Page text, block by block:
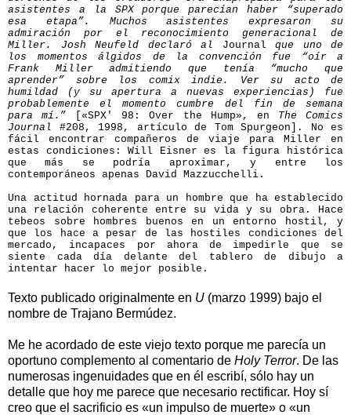
asistentes a la SPX porque parecían haber “superado
esa etapa”. Muchos asistentes expresaron su
admiración por el reconocimiento generacional de
Miller. Josh Neufeld declaró al Journal que uno de
los momentos álgidos de la convención fue “oír a
Frank Miller admitiendo que tenía “mucho que
aprender” sobre los comix indie. Ver su acto de
humildad (y su apertura a nuevas experiencias) fue
probablemente el momento cumbre del fin de semana
para mí. ” [«SPX' 98: Over the Hump», en The Comics
Journal #208, 1998, artículo de Tom Spurgeon]. No es
fácil encontrar compañeros de viaje para Miller en
estas condiciones: Will Eisner es la figura histórica
que más se podría aproximar, y entre los
contemporáneos apenas David Mazzucchelli.
Una actitud hornada para un hombre que ha establecido
una relación coherente entre su vida y su obra. Hace
tebeos sobre hombres buenos en un entorno hostil, y
que los hace a pesar de las hostiles condiciones del
mercado, incapaces por ahora de impedirle que se
siente cada día delante del tablero de dibujo a
intentar hacer lo mejor posible.
Texto publicado originalmente en U (marzo 1999) bajo el
nombre de Trajano Bermúdez.
Me he acordado de este viejo texto porque me parecía un
oportuno complemento al comentario de Holy Terror. De las
numerosas ingenuidades que en él escribí, sólo hay un
detalle que hoy me parece que necesario rectificar. Hoy sí
creo que el sacrificio es «un impulso de muerte» o «un